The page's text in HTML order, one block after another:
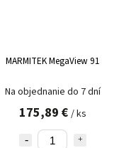
MARMITEK MegaView 91
Na objednanie do 7 dní
175,89 € / ks